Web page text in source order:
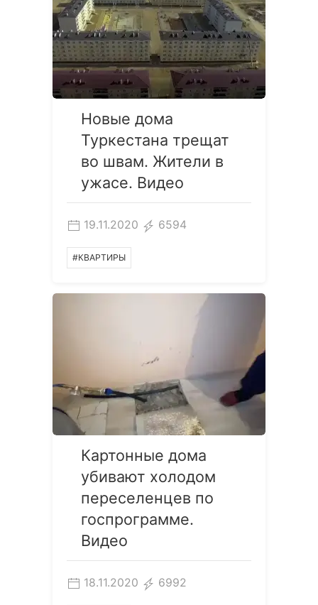
Новые дома
Туркестана трещат
во швам. Жители в
ужасе. Видео
19.11.2020 6594
#КВАРТИРЫ
Картонные дома
убивают холодом
переселенцев по
госпрограмме.
Видео
18.11.2020 6992